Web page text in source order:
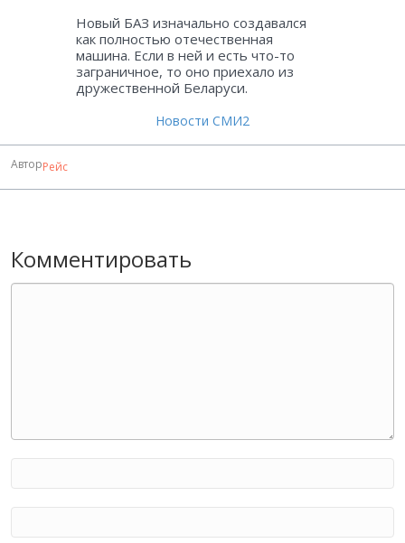
Новый БАЗ изначально создавался
как полностью отечественная
машина. Если в ней и есть что-то
заграничное, то оно приехало из
дружественной Беларуси.
Новости СМИ2
АвторРейс
Комментировать